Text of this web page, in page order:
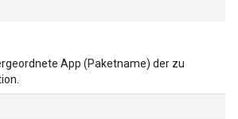
App (Paketname) der zu